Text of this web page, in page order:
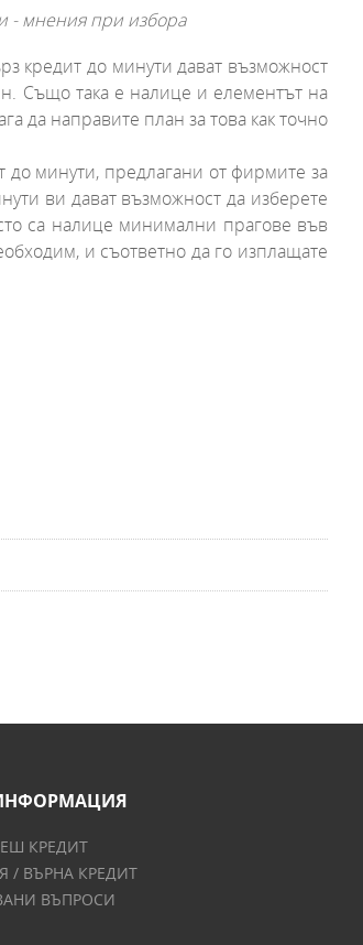
- мнения при избора
кредит до минути дават възможност
Също така е налице и елементът на
да направите план за това как точно
до минути, предлагани от фирмите за
ви дават възможност да изберете
са налице минимални прагове във
и съответно да го изплащате
КРЕДИТ
/ ВЪРНА КРЕДИТ
ВЪПРОСИ